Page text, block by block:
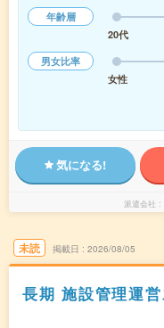
年齢層
20代
男女比率
女性
気になる!
派遣会社
未読 掲載日 2026/08/05
長期 施設管理運